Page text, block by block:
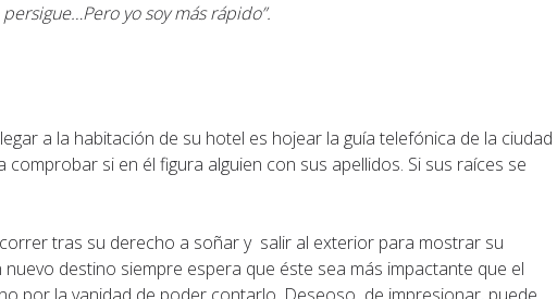
yo soy más rápido”.
a la habitación de su hotel es hojear la guía telefónica de la ciudad
si en él figura alguien con sus apellidos. Si sus raíces se
tras su derecho a soñar y salir al exterior para mostrar su
nuevo destino siempre espera que éste sea más impactante que el